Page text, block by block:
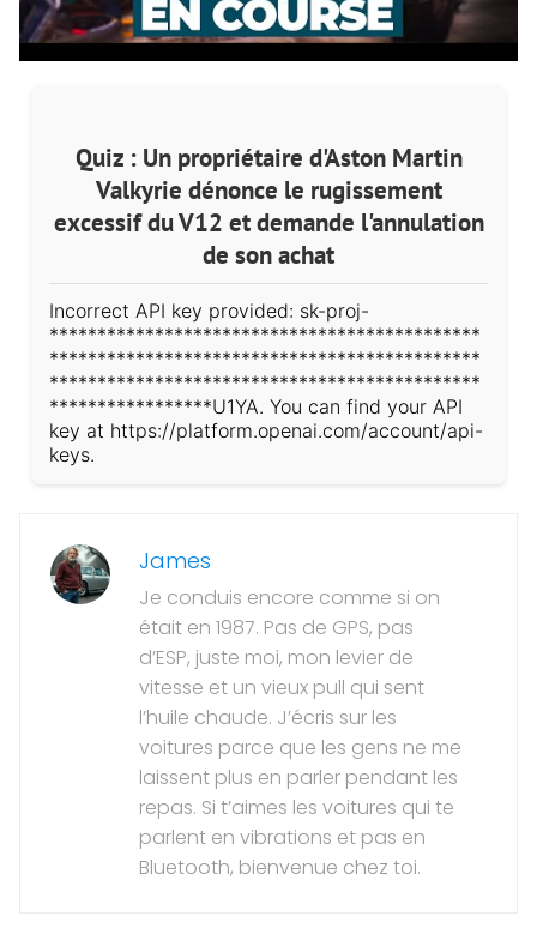
Quiz : Un propriétaire d'Aston Martin
Valkyrie dénonce le rugissement
excessif du V12 et demande l'annulation
de son achat
Incorrect API key provided: sk-proj-
*********************************************
*********************************************
*********************************************
*****************U1YA. You can find your API
key at https://platform.openai.com/account/api-
keys.
James
Je conduis encore comme si on
était en 1987. Pas de GPS, pas
d’ESP, juste moi, mon levier de
vitesse et un vieux pull qui sent
l’huile chaude. J’écris sur les
voitures parce que les gens ne me
laissent plus en parler pendant les
repas. Si t’aimes les voitures qui te
parlent en vibrations et pas en
Bluetooth, bienvenue chez toi.